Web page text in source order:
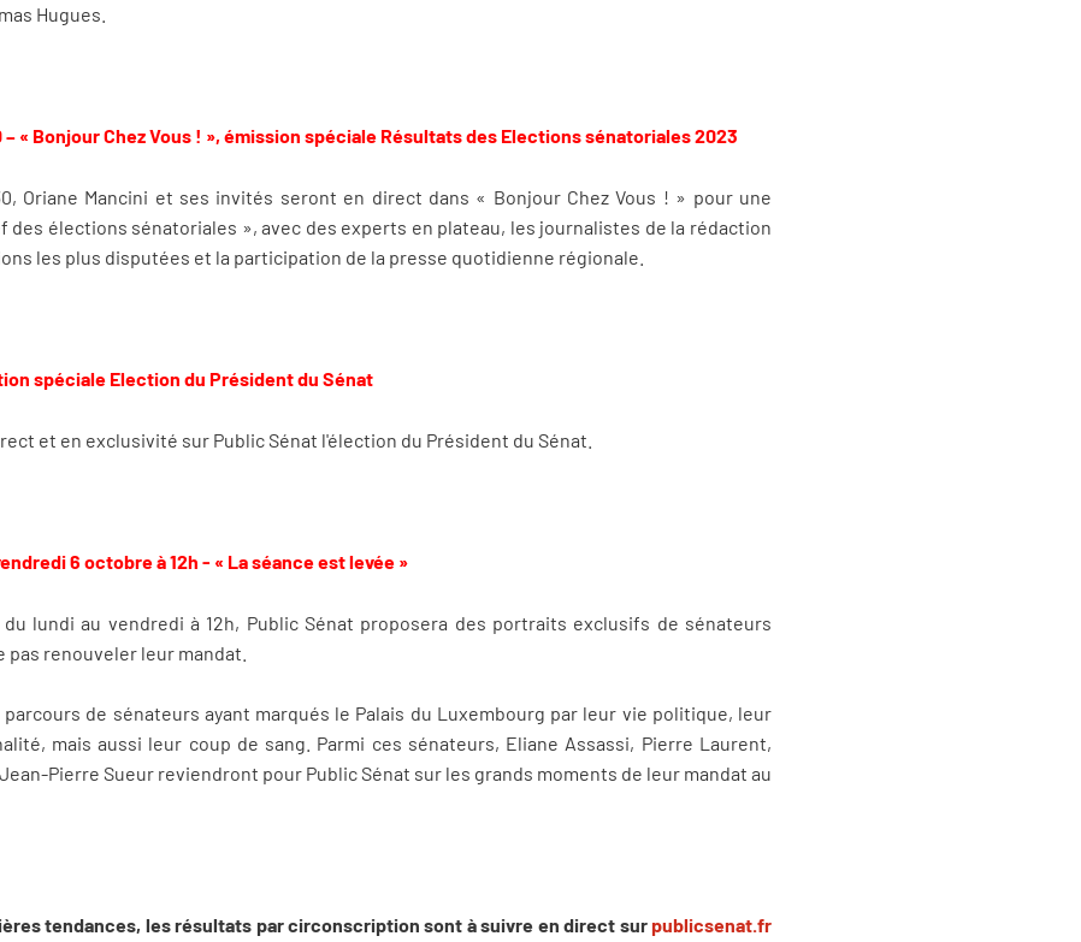
Hugues.
« Bonjour Chez Vous ! », émission spéciale Résultats des Elections sénatoriales 2023
Oriane Mancini et ses invités seront en direct dans « Bonjour Chez Vous ! » pour une
des élections sénatoriales », avec des experts en plateau, les journalistes de la rédaction
les plus disputées et la participation de la presse quotidienne régionale.
spéciale Election du Président du Sénat
et en exclusivité sur Public Sénat l'élection du Président du Sénat.
6 octobre à 12h - « La séance est levée »
lundi au vendredi à 12h, Public Sénat proposera des portraits exclusifs de sénateurs
renouveler leur mandat.
de sénateurs ayant marqués le Palais du Luxembourg par leur vie politique, leur
mais aussi leur coup de sang. Parmi ces sénateurs, Eliane Assassi, Pierre Laurent,
Pierre Sueur reviendront pour Public Sénat sur les grands moments de leur mandat au
tendances, les résultats par circonscription sont à suivre en direct surpublicsenat.fr